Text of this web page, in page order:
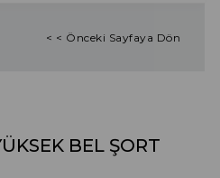
< < Önceki Sayfaya Dön
BEL ŞORT